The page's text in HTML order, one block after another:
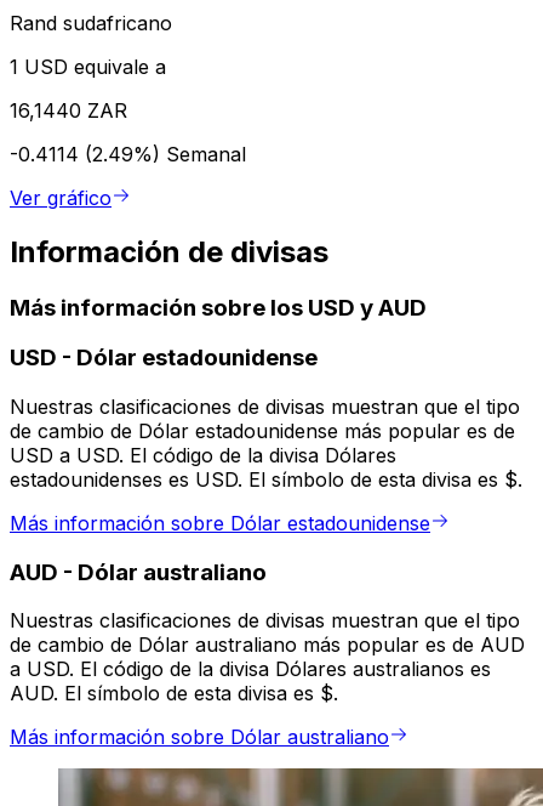
Rand sudafricano
1 USD equivale a
16,1440 ZAR
-0.4114 (2.49%) Semanal
Ver gráfico
Información de divisas
Más información sobre los USD y AUD
USD - Dólar estadounidense
Nuestras clasificaciones de divisas muestran que el tipo
de cambio de Dólar estadounidense más popular es de
USD a USD. El código de la divisa Dólares
estadounidenses es USD. El símbolo de esta divisa es $.
Más información sobre Dólar estadounidense
AUD - Dólar australiano
Nuestras clasificaciones de divisas muestran que el tipo
de cambio de Dólar australiano más popular es de AUD
a USD. El código de la divisa Dólares australianos es
AUD. El símbolo de esta divisa es $.
Más información sobre Dólar australiano